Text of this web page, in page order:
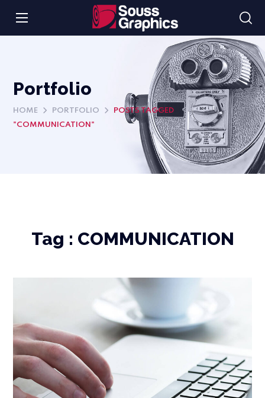
Portfolio
HOME PORTFOLIO
POSTS TAGGED
"COMMUNICATION"
Tag : COMMUNICATION